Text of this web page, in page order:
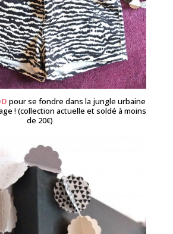
pour se fondre dans la jungle urbaine
! (collection actuelle et soldé à moins
de 20€)